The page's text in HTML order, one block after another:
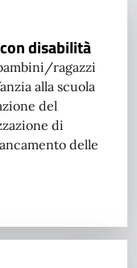
disabilità
ragazzi
alla scuola
del
di
delle